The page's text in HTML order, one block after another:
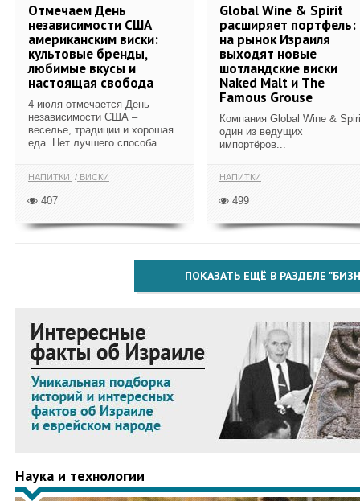
Отмечаем День
независимости США
американским виски:
культовые бренды,
любимые вкусы и
настоящая свобода
4 июля отмечается День
независимости США –
веселье, традиции и хорошая
еда. Нет лучшего способа...
НАПИТКИ ВИСКИ
407
Global Wine & Spirit
расширяет портфель:
на рынок Израиля
выходят новые
шотландские виски
Naked Malt и The
Famous Grouse
Компания Global Wine &
один из ведущих
импортёров...
НАПИТКИ
499
ПОКАЗАТЬ ЕЩЁ В РАЗДЕЛЕ
Наука и технологии